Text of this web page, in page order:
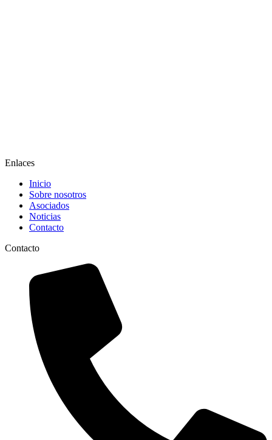
Enlaces
Inicio
Sobre nosotros
Asociados
Noticias
Contacto
Contacto